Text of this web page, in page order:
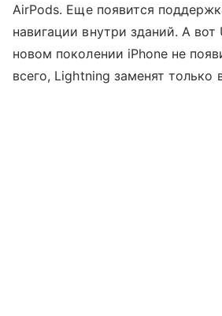
AirPods. Еще появится
навигации внутри зданий. А вот
новом поколении iPhone не
всего, Lightning заменят